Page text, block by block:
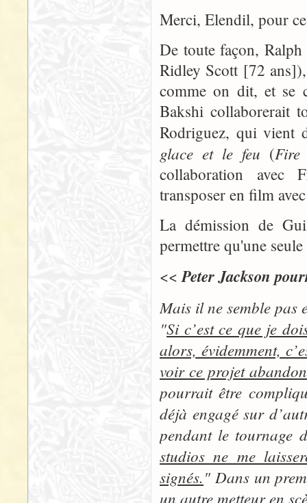
Merci, Elendil, pour
De toute façon,
Ridley Scott [72
comme on dit, et se
Bakshi collaborerait
Rodriguez, qui vient
glace et le feu (
collaboration avec
transposer en film
La démission de
permettre qu'une
<<Peter Jackson
Mais il ne semble
"Si c’est ce que je
alors, évidemment,
voir ce projet
pourrait être
déjà engagé sur
pendant le tournage
studios ne me
signés." Dans un
un autre metteur en